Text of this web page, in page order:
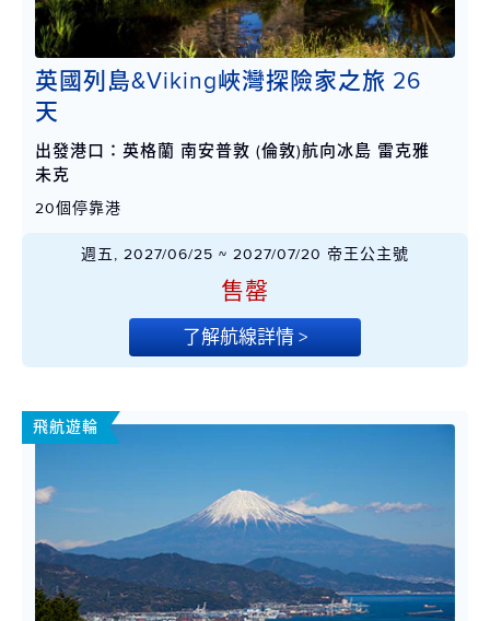
英國列島&Viking峽灣探險家之旅 26
天
出發港口：英格蘭 南安普敦 (倫敦)航向冰島 雷克雅
未克
20個停靠港
週五, 2027/06/25 ~ 2027/07/20 帝王公主號
售罄
了解航線詳情 >
飛航遊輪